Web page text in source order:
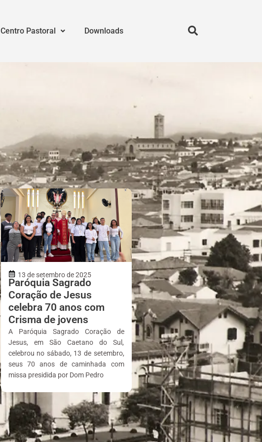
Centro Pastoral Downloads
13 de setembro de 2025
Paróquia Sagrado
Coração de Jesus
celebra 70 anos com
Crisma de jovens
A Paróquia Sagrado Coração de
Jesus, em São Caetano do Sul,
celebrou no sábado, 13 de setembro,
seus 70 anos de caminhada com
missa presidida por Dom Pedro